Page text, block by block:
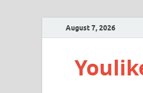
August 7, 2026